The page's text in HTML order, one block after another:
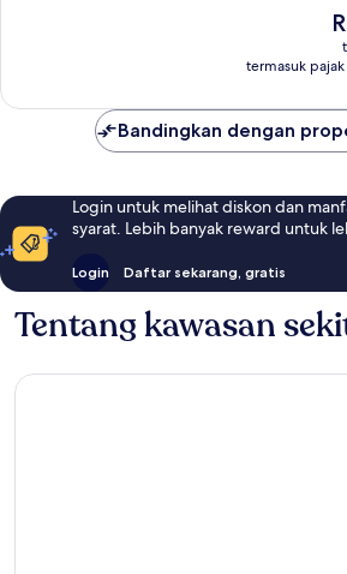
termasuk
Bandingkan dengan
Login untuk melihat diskon dan
syarat. Lebih banyak reward untuk
Login Daftar sekarang, gratis
Tentang kawasan